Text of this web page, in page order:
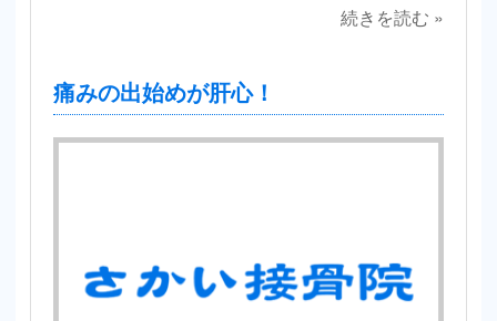
続きを読む »
痛みの出始めが肝心！